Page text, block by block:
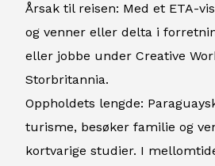
Årsak til reisen: Med et ETA-
og venner eller delta i
eller jobbe under Creative
Storbritannia.
Oppholdets lengde:
turisme, besøker familie og
kortvarige studier. I